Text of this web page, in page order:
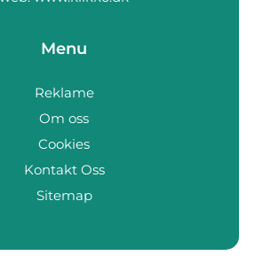
Menu
Reklame
Om oss
Cookies
Kontakt Oss
Sitemap